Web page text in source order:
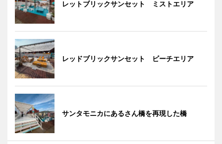
レットブリックサンセット ミストエリア
レッドブリックサンセット ビーチエリア
サンタモニカにあるさん橋を再現した橋